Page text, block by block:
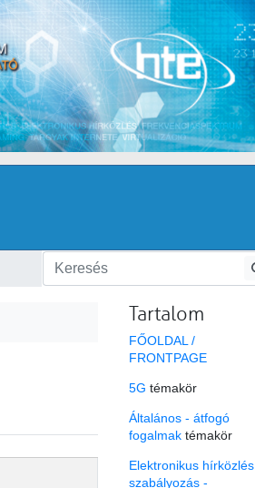
Tartalom
FŐOLDAL /
FRONTPAGE
5G témakör
Általános - átfogó
fogalmaktémakör
Elektronikus hírközlés
szabályozás -